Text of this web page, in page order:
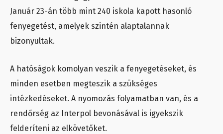
Január 23-án több mint 240 iskola kapott hasonló
fenyegetést, amelyek szintén alaptalannak
bizonyultak.
A hatóságok komolyan veszik a fenyegetéseket, és
minden esetben megteszik a szükséges
intézkedéseket. A nyomozás folyamatban van, és a
rendőrség az Interpol bevonásával is igyekszik
felderíteni az elkövetőket.